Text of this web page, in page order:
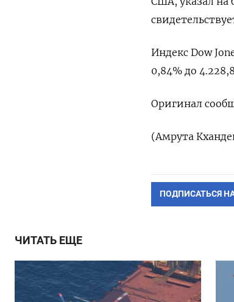
Индекс Dow
0,84% до
Оригинал
(Амрута
ПОДПИСАТЬСЯ
ЧИТАТЬ ЕЩЕ